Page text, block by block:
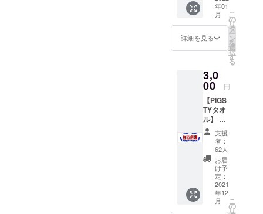
はド
ネー
ション
設定し
ており
ん、お
気持ち
で構い
ませ
ウド
ファン
ディン
日の2週
ダウン
ロード
タグを
お送り
しま
す。 観
覧期間
１ヶ月
限定 ※
支援金
額は、
申し込
み時に
「上乗
せ支
サコッ
シュ。
（ユナ
イテッ
ドアス
レレ
ラー
キャン
パス
サコッ
シュ）
COLOR
: ナチュ
ラル
SIZE
:230m
m/300
mm ※支
援金額
は、申
し込み
年01
月
詳細を見る
こ
の
リ
タ
ー
ン
を
選
択
す
る
3,0
00 円
【PIGS
TYタオ
ル】 商
品説明:
ピグス
ティー
の階段
を降り
る時に
目に付
く『白
石劇
支援
者：
62人
お届
け予
定：
2021
年12
月
こ
の
リ